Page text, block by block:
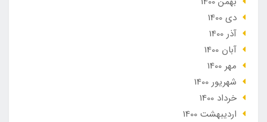
دی 1400
آذر 1400
آبان 1400
مهر 1400
شهریور 1400
خرداد 1400
ارديبهشت 1400